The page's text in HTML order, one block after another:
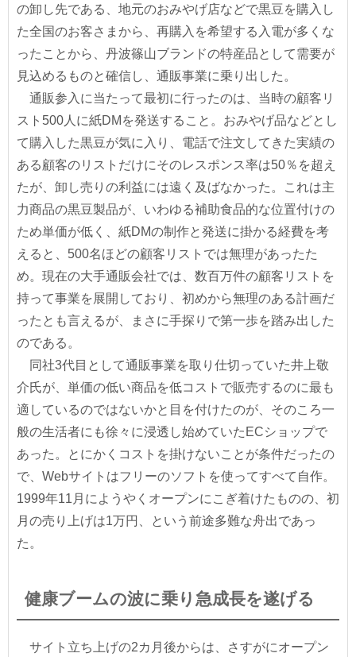
の卸し先である、地元のおみやげ店などで黒豆を購入し
た全国のお客さまから、再購入を希望する入電が多くな
ったことから、丹波篠山ブランドの特産品として需要が
見込めるものと確信し、通販事業に乗り出した。
通販参入に当たって最初に行ったのは、当時の顧客リ
スト500人に紙DMを発送すること。おみやげ品などとし
て購入した黒豆が気に入り、電話で注文してきた実績の
ある顧客のリストだけにそのレスポンス率は50％を超え
たが、卸し売りの利益には遠く及ばなかった。これは主
力商品の黒豆製品が、いわゆる補助食品的な位置付けの
ため単価が低く、紙DMの制作と発送に掛かる経費を考
えると、500名ほどの顧客リストでは無理があったた
め。現在の大手通販会社では、数百万件の顧客リストを
持って事業を展開しており、初めから無理のある計画だ
ったとも言えるが、まさに手探りで第一歩を踏み出した
のである。
同社3代目として通販事業を取り仕切っていた井上敬
介氏が、単価の低い商品を低コストで販売するのに最も
適しているのではないかと目を付けたのが、そのころ一
般の生活者にも徐々に浸透し始めていたECショップで
あった。とにかくコストを掛けないことが条件だったの
で、Webサイトはフリーのソフトを使ってすべて自作。
1999年11月にようやくオープンにこぎ着けたものの、初
月の売り上げは1万円、という前途多難な舟出であっ
た。
健康ブームの波に乗り急成長を遂げる
サイト立ち上げの2カ月後からは、さすがにオープン